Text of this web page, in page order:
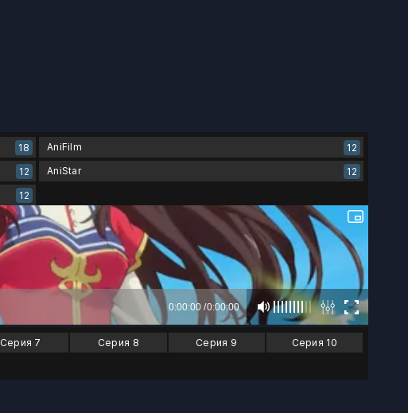
18 AniFilm
12
12 AniStar
12
12
Серия 7 Серия 8 Серия 9
Серия 10